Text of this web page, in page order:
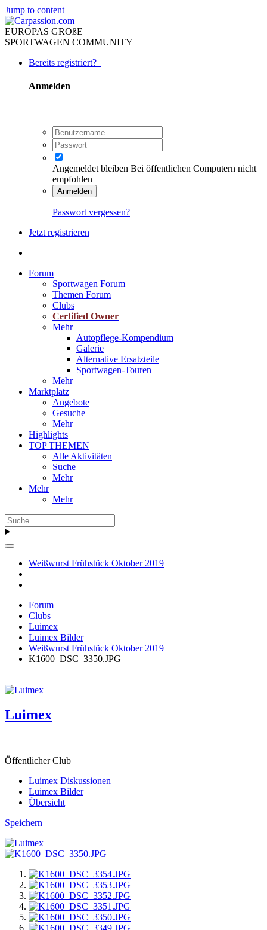
Jump to content
EUROPAS GROßE
SPORTWAGEN COMMUNITY
Bereits registriert?
Anmelden
Angemeldet bleiben Bei öffentlichen Computern nicht
empfohlen
Anmelden
Passwort vergessen?
Jetzt registrieren
Forum
Sportwagen Forum
Themen Forum
Clubs
Certified Owner
Mehr
Autopflege-Kompendium
Galerie
Alternative Ersatzteile
Sportwagen-Touren
Mehr
Marktplatz
Angebote
Gesuche
Mehr
Highlights
TOP THEMEN
Alle Aktivitäten
Suche
Mehr
Mehr
Mehr
Weißwurst Frühstück Oktober 2019
Forum
Clubs
Luimex
Luimex Bilder
Weißwurst Frühstück Oktober 2019
K1600_DSC_3350.JPG
Luimex
Öffentlicher Club
Luimex Diskussionen
Luimex Bilder
Übersicht
Speichern